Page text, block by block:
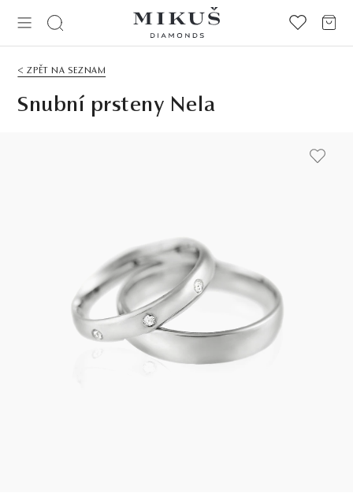
< ZPĚT NA SEZNAM
Snubní prsteny Nela